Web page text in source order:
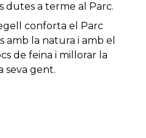
dutes a terme al Parc.
conforta el Parc
amb la natura i amb el
de feina i millorar la
seva gent.